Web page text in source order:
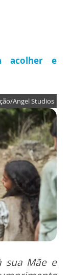
acolher e
Angel Studios
sua Mãe e